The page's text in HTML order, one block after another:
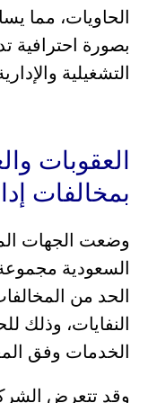
الحاويات، مما
بصورة احترافية
التشغيلية
العقوبات
بمخالفات
وضعت الجهات
السعودية
الحد من
النفايات، وذلك
الخدمات وفق
وقد تتعرض